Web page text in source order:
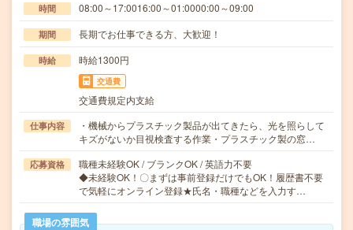
時間 08:00～17:0016:00～01:0000:00～09:00
期間 長期でお仕事できる方、大歓迎！
時給 時給1300円
交通費
交通費規定内支給
仕事内容
・機械からプラスチック製品が出てきたら、光を照らして
キズがないか目視検査する作業・プラスチック製の窓…
応募資格
職種未経験OK / ブランクOK / 英語力不要
◆未経験OK！〇まずは事前登録だけでもOK！履歴書不要
で気軽にオンライン登録★氏名・職種などを入力す…
職場の雰囲気